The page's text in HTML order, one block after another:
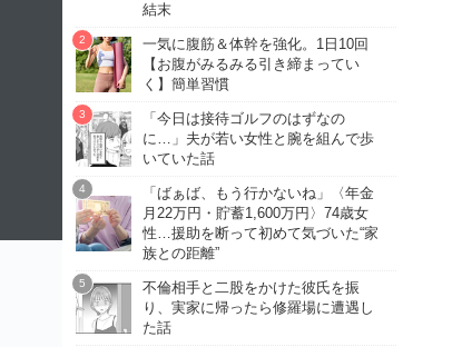
結末
一気に腹筋＆体幹を強化。1日10回
【お腹がみるみる引き締まってい
く】簡単習慣
「今日は接待ゴルフのはずなの
に…」夫が若い女性と腕を組んで歩
いていた話
「ばぁば、もう行かないね」〈年金
月22万円・貯蓄1,600万円〉74歳女
性…援助を断って初めて気づいた“家
族との距離”
不倫相手と二股をかけた彼氏を振
り、実家に帰ったら修羅場に遭遇し
た話